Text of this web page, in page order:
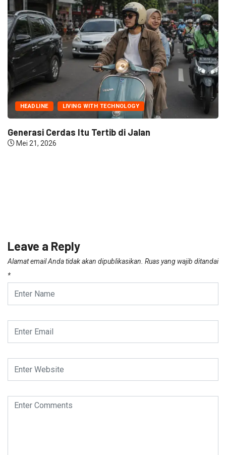
HEADLINE LIVING WITH TECHNOLOGY
Generasi Cerdas Itu Tertib di Jalan
Mei 21, 2026
Leave a Reply
Alamat email Anda tidak akan dipublikasikan. Ruas yang wajib ditandai
*